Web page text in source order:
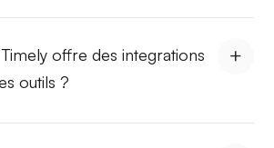
offre des integrations
outils ?